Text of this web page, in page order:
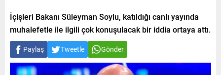
İçişleri Bakanı Süleyman Soylu, katıldığı canlı yayında
muhalefetle ile ilgili çok konuşulacak bir iddia ortaya attı.
Paylaş Tweetle Gönder